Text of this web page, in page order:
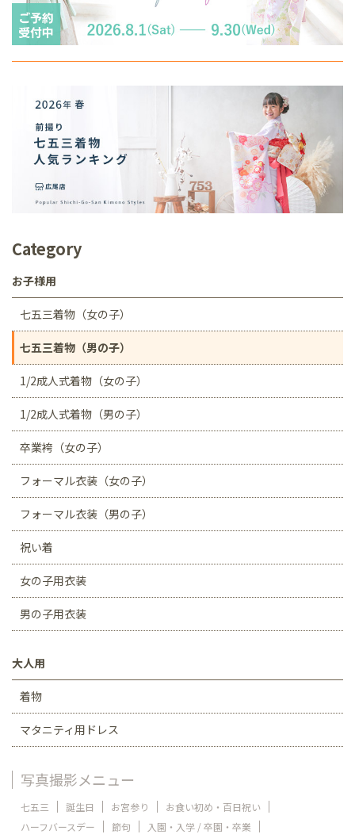
Category
お子様用
七五三着物（女の子）
七五三着物（男の子）
1/2成人式着物（女の子）
1/2成人式着物（男の子）
卒業袴（女の子）
フォーマル衣装（女の子）
フォーマル衣装（男の子）
祝い着
女の子用衣装
男の子用衣装
大人用
着物
マタニティ用ドレス
写真撮影メニュー
七五三 誕生日 お宮参り
お食い初め・百日祝い
ハーフバースデー
節句
入園・入学 / 卒園・卒業